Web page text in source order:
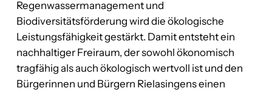
Regenwassermanagement und
Biodiversitätsförderung wird die ökologische
Leistungsfähigkeit gestärkt. Damit entsteht ein
nachhaltiger Freiraum, der sowohl ökonomisch
tragfähig als auch ökologisch wertvoll ist und den
Bürgerinnen und Bürgern Rielasingens einen